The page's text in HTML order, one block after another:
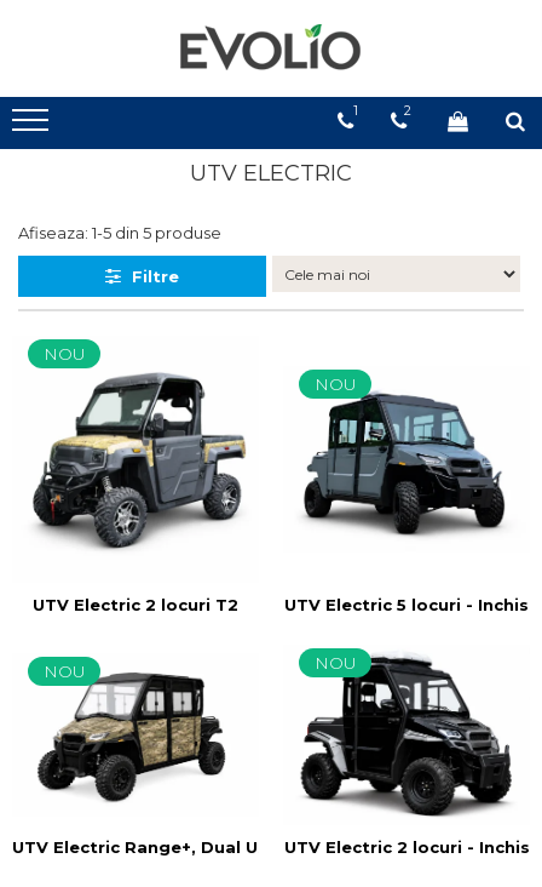
1 2
UTV ELECTRIC
Afiseaza: 1-5 din 5 produse
Filtre
NOU
UTV Electric 2 locuri T2
NOU
UTV Electric 5 locuri - Inchis
NOU
UTV Electric Range+, Dual Use
NOU
UTV Electric 2 locuri - Inchis